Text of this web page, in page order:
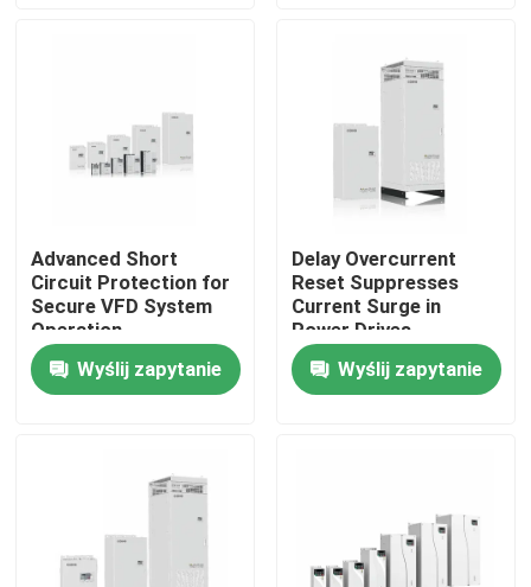
Kontrola jakości
Skontaktuj się z nami
Poproś o wycenę
Napęd o zmiennej częstotliwości VFD
Advanced Short
Circuit Protection for
Secure VFD System
Operation
Wyślij zapytanie
Delay Overcurrent
Reset Suppresses
Current Surge in
Power Drives
Wyślij zapytanie